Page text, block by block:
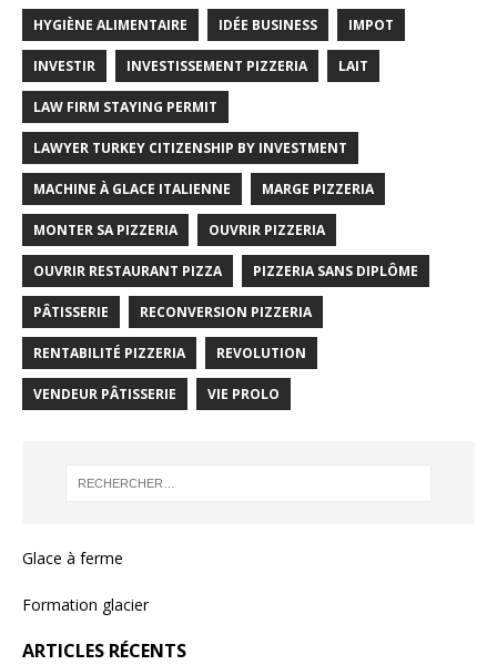
HYGIÈNE ALIMENTAIRE IDÉE BUSINESS IMPOT
INVESTIR INVESTISSEMENT PIZZERIA LAIT
LAW FIRM STAYING PERMIT
LAWYER TURKEY CITIZENSHIP BY INVESTMENT
MACHINE À GLACE ITALIENNE MARGE PIZZERIA
MONTER SA PIZZERIA OUVRIR PIZZERIA
OUVRIR RESTAURANT PIZZA PIZZERIA SANS DIPLÔME
PÂTISSERIE RECONVERSION PIZZERIA
RENTABILITÉ PIZZERIA REVOLUTION
VENDEUR PÂTISSERIE VIE PROLO
Glace à ferme
Formation glacier
ARTICLES RÉCENTS